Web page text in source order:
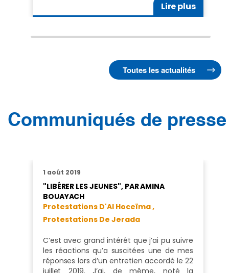
Lire plus
Toutes les actualités
Communiqués de presse
1 août 2019
"LIBÉRER LES JEUNES", PAR AMINA
BOUAYACH
Protestations D'Al Hoceïma ,
Protestations De Jerada
C’est avec grand intérêt que j’ai pu suivre
les réactions qu’a suscitées une de mes
réponses lors d’un entretien accordé le 22
juillet 2019. J’ai, de même, noté la